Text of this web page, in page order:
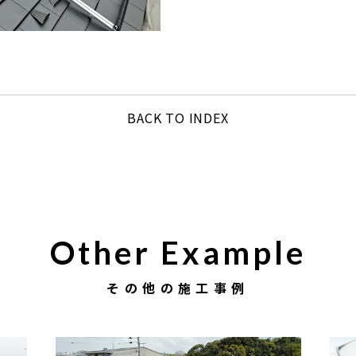
BACK TO INDEX
Other Example
その他の施工事例